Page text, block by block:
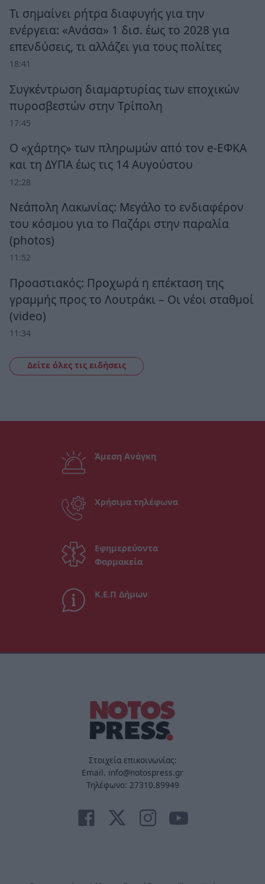
Τι σημαίνει ρήτρα διαφυγής για την
ενέργεια: «Ανάσα» 1 δισ. έως το 2028 για
επενδύσεις, τι αλλάζει για τους πολίτες
18:41
Συγκέντρωση διαμαρτυρίας των εποχικών
πυροσβεστών στην Τρίπολη
17:45
Ο «χάρτης» των πληρωμών από τον e-ΕΦΚΑ
και τη ΔΥΠΑ έως τις 14 Αυγούστου
12:28
Νεάπολη Λακωνίας: Μεγάλο το ενδιαφέρον
του κόσμου για το Παζάρι στην παραλία
(photos)
11:52
Προαστιακός: Προχωρά η επέκταση της
γραμμής προς το Λουτράκι – Οι νέοι σταθμοί
(video)
11:34
Δείτε όλες τις ειδήσεις
Άμεση Ανάγκη
Χρήσιμα τηλέφωνα
Εφημερεύοντα
Φαρμακεία
Κ.Ε.Π Δήμων
Στοιχεία επικοινωνίας:
Email. info@notospress.gr
Τηλέφωνο: 27310.89949